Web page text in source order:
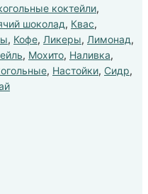
коктейли,
шоколад, Квас,
, Кофе, Ликеры, Лимонад,
, Мохито, Наливка,
, Настойки, Сидр,